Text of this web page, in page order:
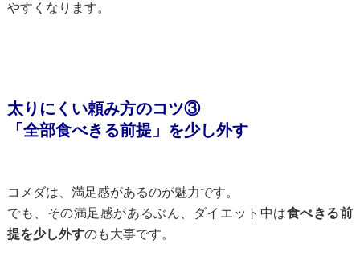
やすくなります。
太りにくい頼み方のコツ③
「全部食べきる前提」を少し外す
コメダは、満足感があるのが魅力です。
でも、その満足感があるぶん、ダイエット中は食べきる前
提を少し外すのも大事です。